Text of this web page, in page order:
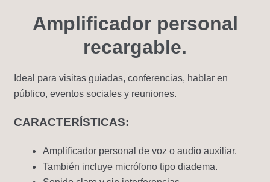
Amplificador personal
recargable.
Ideal para visitas guiadas, conferencias, hablar en
público, eventos sociales y reuniones.
CARACTERÍSTICAS:
Amplificador personal de voz o audio auxiliar.
También incluye micrófono tipo diadema.